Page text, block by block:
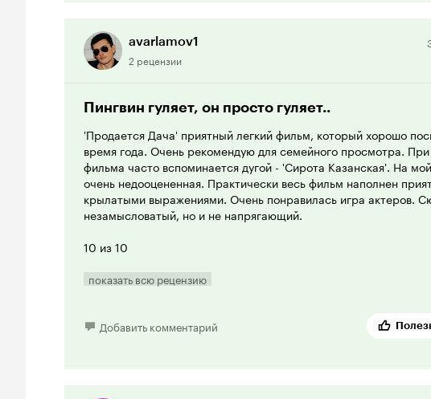
avarlamov1
2 рецензии
Пингвин гуляет, он просто гуляет..
'Продается Дача' приятный легкий фильм, который хорошо
время года. Очень рекомендую для семейного просмотра.
фильма часто вспоминается дугой - 'Сирота Казанская'. На
очень недооцененная. Практически весь фильм наполнен
крылатыми выражениями. Очень понравилась игра актеров.
незамысловатый, но и не напрягающий.
10 из 10
показать всю рецензию
Добавить комментарий